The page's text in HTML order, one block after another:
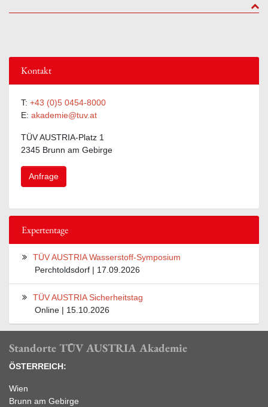
to
Kontakt
T: +43 (0)5 0454-8000
E: akademie@tuv.at
TÜV AUSTRIA-Platz 1
2345 Brunn am Gebirge
Anfrage
Expertentage
TÜV AUSTRIA Wasserstoff-Symposium
Perchtoldsdorf | 17.09.2026
TÜV AUSTRIA Sicherheitstag
Online | 15.10.2026
Standorte TÜV AUSTRIA Akademie
ÖSTERREICH:
Wien
Brunn am Gebirge